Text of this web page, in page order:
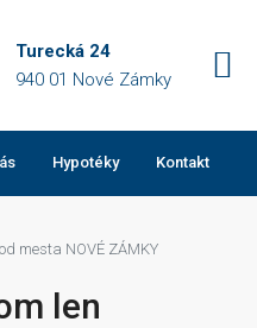
Turecká 24
940 01 Nové Zámky
Hypotéky Kontakt
mesta NOVÉ ZÁMKY
len